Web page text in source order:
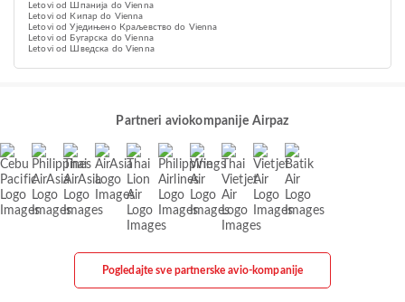
Letovi od Шпанија do Vienna
Letovi od Кипар do Vienna
Letovi od Уједињено Краљевство do Vienna
Letovi od Бугарска do Vienna
Letovi od Шведска do Vienna
Partneri aviokompanije Airpaz
Pogledajte sve partnerske avio-kompanije